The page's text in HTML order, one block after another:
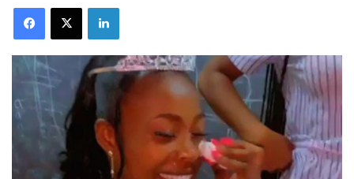
FacebookX Linkedin